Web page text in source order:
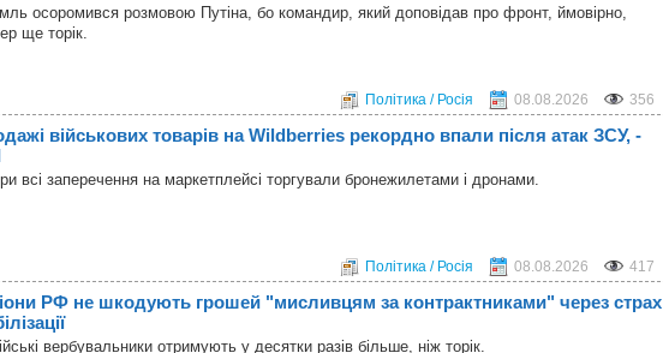
осоромився розмовою Путіна, бо командир, який доповідав про фронт, ймовірно,
ще торік.
Політика / Росія 08.08.2026 356
військових товарів на Wildberries рекордно впали після атак ЗСУ, -
всі заперечення на маркетплейсі торгували бронежилетами і дронами.
Політика / Росія 08.08.2026 417
РФ не шкодують грошей "мисливцям за контрактниками" через страх
вербувальники отримують у десятки разів більше, ніж торік.